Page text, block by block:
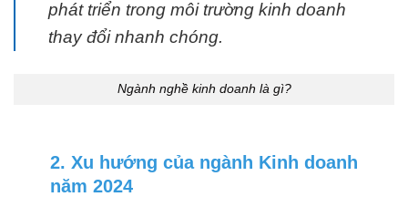
phát triển trong môi trường kinh doanh
thay đổi nhanh chóng.
Ngành nghề kinh doanh là gì?
2. Xu hướng của ngành Kinh doanh
năm 2024